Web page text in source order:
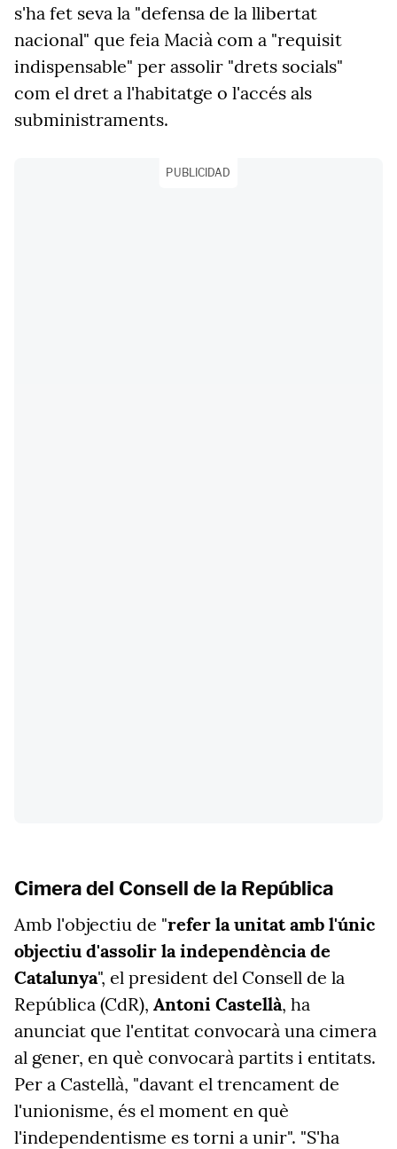
s'ha fet seva la "defensa de la llibertat
nacional" que feia Macià com a "requisit
indispensable" per assolir "drets socials"
com el dret a l'habitatge o l'accés als
subministraments.
PUBLICIDAD
Cimera del Consell de la República
Amb l'objectiu de "refer la unitat amb l'únic
objectiu d'assolir la independència de
Catalunya", el president del Consell de la
República (CdR), Antoni Castellà, ha
anunciat que l'entitat convocarà una cimera
al gener, en què convocarà partits i entitats.
Per a Castellà, "davant el trencament de
l'unionisme, és el moment en què
l'independentisme es torni a unir". "S'ha